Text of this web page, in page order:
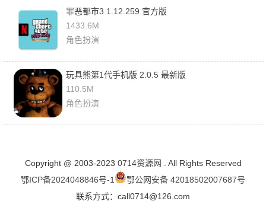
罪恶都市3 1.12.259 官方版
1433.6M
角色扮演
玩具熊第1代手机版 2.0.5 最新版
110.5M
角色扮演
Copyright @ 2003-2023 0714资源网 . All Rights Reserved
鄂ICP备2024048846号-1
鄂公网安备 42018502007687号
联系方式：call0714@126.com